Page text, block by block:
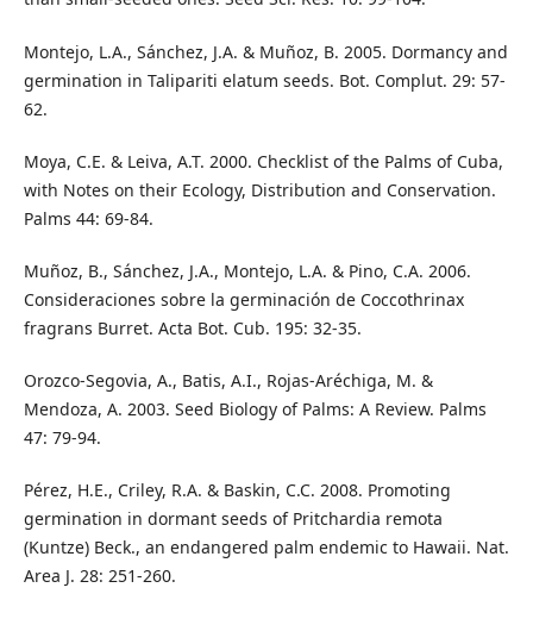
Montejo, L.A., Sánchez, J.A. & Muñoz, B. 2005. Dormancy and
germination in Talipariti elatum seeds. Bot. Complut. 29: 57-
62.
Moya, C.E. & Leiva, A.T. 2000. Checklist of the Palms of Cuba,
with Notes on their Ecology, Distribution and Conservation.
Palms 44: 69-84.
Muñoz, B., Sánchez, J.A., Montejo, L.A. & Pino, C.A. 2006.
Consideraciones sobre la germinación de Coccothrinax
fragrans Burret. Acta Bot. Cub. 195: 32-35.
Orozco-Segovia, A., Batis, A.I., Rojas-Aréchiga, M. &
Mendoza, A. 2003. Seed Biology of Palms: A Review. Palms
47: 79-94.
Pérez, H.E., Criley, R.A. & Baskin, C.C. 2008. Promoting
germination in dormant seeds of Pritchardia remota
(Kuntze) Beck., an endangered palm endemic to Hawaii. Nat.
Area J. 28: 251-260.